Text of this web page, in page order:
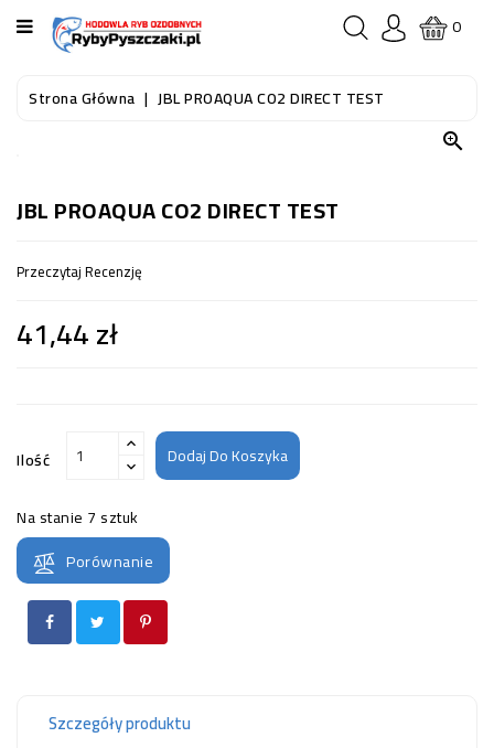
KATEGORIA
STRONA
AKWARIOWE
DO
WODNEGO
I
(SPRZĘT)
OCZKO
WODNE
(SPRZĘT)
KONTAKT
0
Strona Główna JBL PROAQUA CO2 DIRECT TEST

JBL PROAQUA CO2 DIRECT TEST
Przeczytaj Recenzję
41,44 zł
Ilość Dodaj Do Koszyka
Na stanie 7 sztuk
Porównanie
Szczegóły produktu